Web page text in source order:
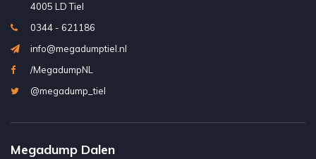
4005 LD Tiel
0344 - 621186
info@megadumptiel.nl
/MegadumpNL
@megadump_tiel
Megadump Dalen